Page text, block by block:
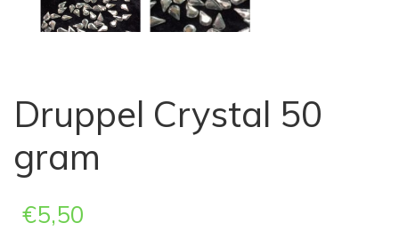
Druppel Crystal 50
gram
€5,50